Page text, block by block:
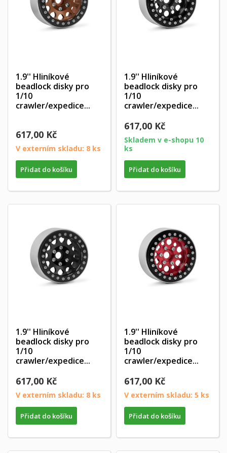
1.9'' Hliníkové
beadlock disky pro
1/10
crawler/expedice...
617,00 Kč
V externím skladu: 8 ks
Přidat do košíku
1.9'' Hliníkové
beadlock disky pro
1/10
crawler/expedice...
617,00 Kč
Skladem v e-shopu 10
ks
Přidat do košíku
1.9'' Hliníkové
beadlock disky pro
1/10
crawler/expedice...
617,00 Kč
V externím skladu: 8 ks
Přidat do košíku
1.9'' Hliníkové
beadlock disky pro
1/10
crawler/expedice...
617,00 Kč
V externím skladu: 5 ks
Přidat do košíku
Přidat na seznam přání ×
((modalTitle))
((cancelText)) ((modalDeleteText))
Vytvořit seznam přání
Název seznamu přání
Zrušit Vytvořit seznam přání
Přihlásit se
Musíte být přihlášen, abyste si mohli výrobky uložit do
Přihlásit se